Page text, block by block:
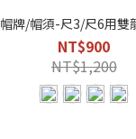
帽牌/帽須-尺3/尺6用雙
NT$900
NT$1,200